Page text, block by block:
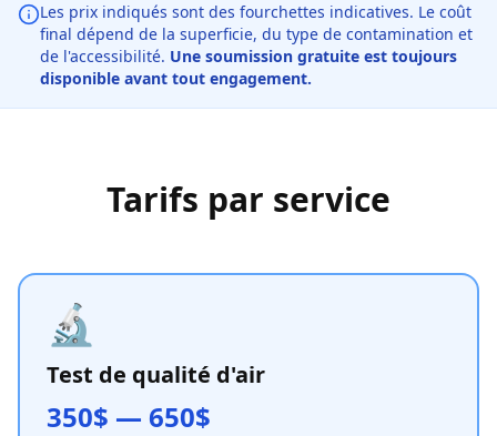
Les prix indiqués sont des fourchettes indicatives. Le coût
final dépend de la superficie, du type de contamination et
de l'accessibilité. Une soumission gratuite est toujours
disponible avant tout engagement.
Tarifs par service
🔬
Test de qualité d'air
350$ — 650$